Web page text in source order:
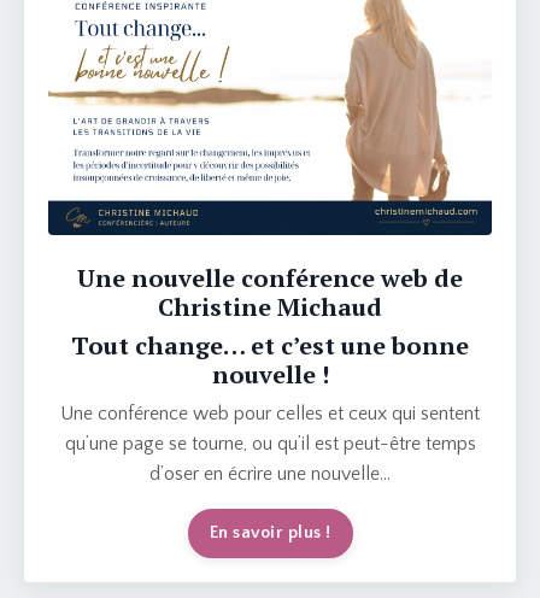
Une nouvelle conférence web de
Christine Michaud
Tout change… et c’est une bonne
nouvelle !
Une conférence web pour celles et ceux qui sentent
qu’une page se tourne, ou qu’il est peut-être temps
d’oser en écrire une nouvelle…
En savoir plus !